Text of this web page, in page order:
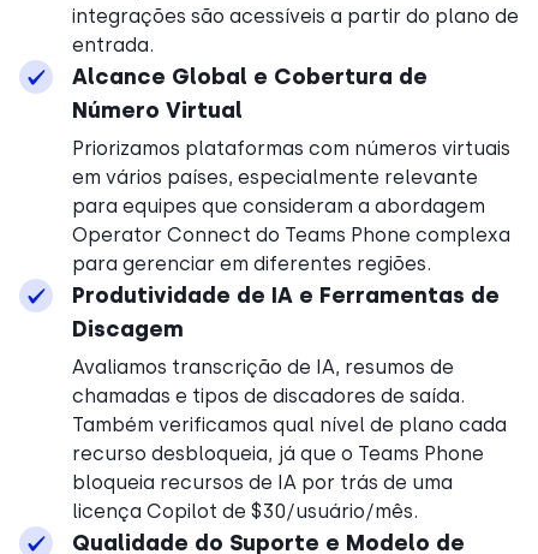
integrações são acessíveis a partir do plano de
entrada.
Alcance Global e Cobertura de
Número Virtual
Priorizamos plataformas com números virtuais
em vários países, especialmente relevante
para equipes que consideram a abordagem
Operator Connect do Teams Phone complexa
para gerenciar em diferentes regiões.
Produtividade de IA e Ferramentas de
Discagem
Avaliamos transcrição de IA, resumos de
chamadas e tipos de discadores de saída.
Também verificamos qual nível de plano cada
recurso desbloqueia, já que o Teams Phone
bloqueia recursos de IA por trás de uma
licença Copilot de $30/usuário/mês.
Qualidade do Suporte e Modelo de